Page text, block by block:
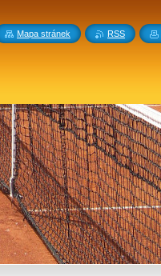
Mapa stránek RSS